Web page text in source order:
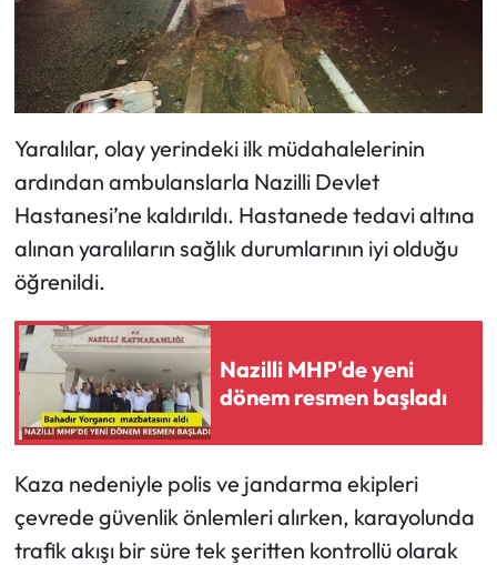
Yaralılar, olay yerindeki ilk müdahalelerinin
ardından ambulanslarla Nazilli Devlet
Hastanesi’ne kaldırıldı. Hastanede tedavi altına
alınan yaralıların sağlık durumlarının iyi olduğu
öğrenildi.
Nazilli MHP'de yeni
dönem resmen başladı
​Kaza nedeniyle polis ve jandarma ekipleri
çevrede güvenlik önlemleri alırken, karayolunda
trafik akışı bir süre tek şeritten kontrollü olarak